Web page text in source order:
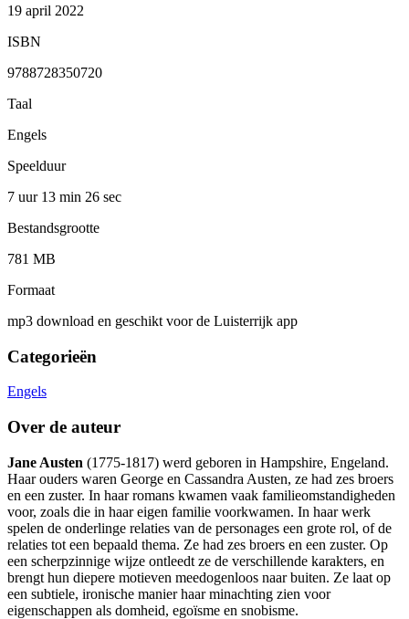
19 april 2022
ISBN
9788728350720
Taal
Engels
Speelduur
7 uur 13 min 26 sec
Bestandsgrootte
781 MB
Formaat
mp3 download en geschikt voor de Luisterrijk app
Categorieën
Engels
Over de auteur
Jane Austen (1775-1817) werd geboren in Hampshire, Engeland.
Haar ouders waren George en Cassandra Austen, ze had zes broers
en een zuster. In haar romans kwamen vaak familieomstandigheden
voor, zoals die in haar eigen familie voorkwamen. In haar werk
spelen de onderlinge relaties van de personages een grote rol, of de
relaties tot een bepaald thema. Ze had zes broers en een zuster. Op
een scherpzinnige wijze ontleedt ze de verschillende karakters, en
brengt hun diepere motieven meedogenloos naar buiten. Ze laat op
een subtiele, ironische manier haar minachting zien voor
eigenschappen als domheid, egoïsme en snobisme.